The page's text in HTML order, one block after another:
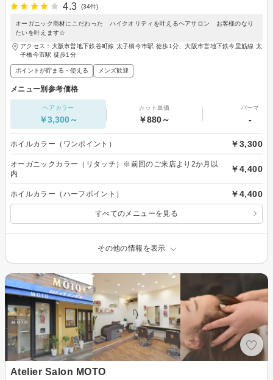
4.3
(34件)
オーガニック商材にこだわった ハイクオリティを叶えるヘアサロン お客様のなり
たいを叶えます☆
アクセス：大阪市営地下鉄谷町線 太子橋今市駅 徒歩1分、大阪市営地下鉄今里筋線 太
子橋今市駅 徒歩1分
ポイントが貯まる・使える メンズ歓迎
メニュー別参考価格
ヘアカラー
￥3,300～
カット単価
￥880～
パーマ
-
ホイルカラー（ワンポイント） ￥3,300
オーガニックカラー（リタッチ）※前回のご来店より2か月以
内
￥4,400
ホイルカラー（ハーフポイント） ￥4,400
すべてのメニューを見る
その他の情報を表示
Atelier Salon MOTO